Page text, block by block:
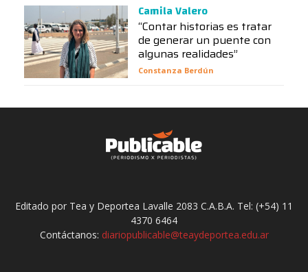
Camila Valero
“Contar historias es tratar
de generar un puente con
algunas realidades”
Constanza Berdún
Editado por Tea y Deportea Lavalle 2083 C.A.B.A. Tel: (+54) 11
4370 6464
Contáctanos: diariopublicable@teaydeportea.edu.ar